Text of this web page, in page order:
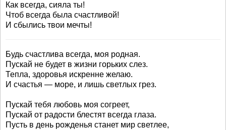
Как всегда, сияла ты!
Чтоб всегда была счастливой!
И сбылись твои мечты!
Будь счастлива всегда, моя родная.
Пускай не будет в жизни горьких слез.
Тепла, здоровья искренне желаю.
И счастья — море, и лишь светлых грез.
Пускай тебя любовь моя согреет,
Пускай от радости блестят всегда глаза.
Пусть в день рожденья станет мир светлее,